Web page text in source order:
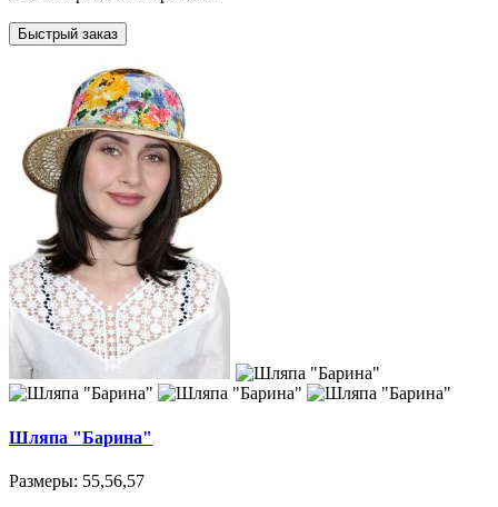
Быстрый заказ
Шляпа "Барина"
Размеры: 55,56,57